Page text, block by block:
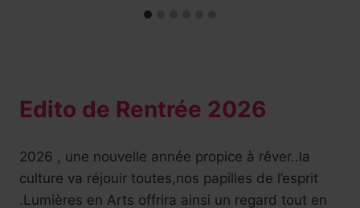
Edito de Rentrée 2026
2026 , une nouvelle année propice à rêver..la
culture va réjouir toutes,nos papilles de l’esprit
.Lumières en Arts offrira ainsi un regard tout en